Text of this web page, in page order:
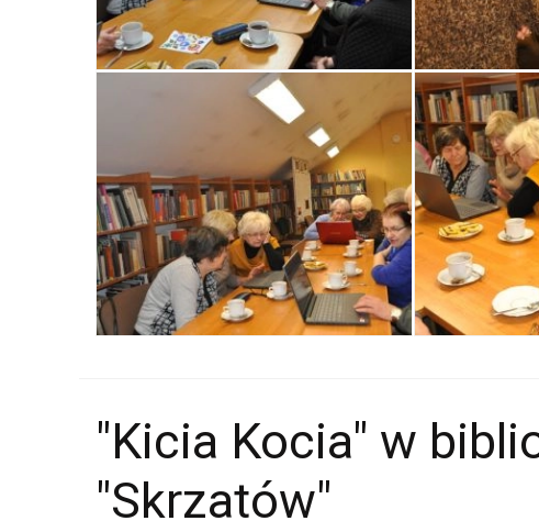
"Kicia Kocia" w
"Skrzatów"